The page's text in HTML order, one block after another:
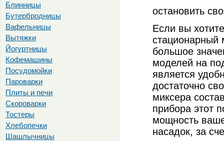
Блинницы
Бутербродницы
Вафельницы
Вытяжки
Йогуртницы
Кофемашины
Посудомойки
Пароварки
Плиты и печи
Скороварки
Тостеры
Хлебопечки
Шашлычницы
остановить
Если вы
стационарный
большое
моделей на
является
достаточно
миксера
прибора этот
мощность
насадок, за